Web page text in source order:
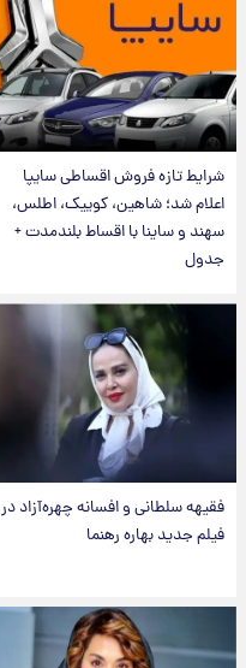
شرایط تازه فروش اقساطی سایپا
اعلام شد؛ شاهین، کوییک، اطلس،
سهند و ساینا با اقساط بلندمدت +
جدول
فقیهه سلطانی و افسانه چهره‌آزاد در
فیلم جدید بهاره رهنما